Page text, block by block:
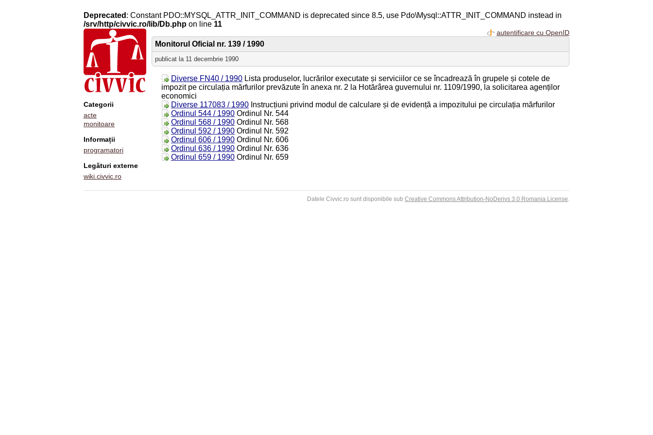
Deprecated : Constant PDO::MYSQL_ATTR_INIT_COMMAND is deprecated since 8.5, use Pdo\Mysql::ATTR_INIT_COMMAND instead in
/srv/http/civvic.ro/lib/Db.php on line 11
Categorii
acte
monitoare
Informații
programatori
Legături externe
wiki.civvic.ro
autentificare cu OpenID
Monitorul Oficial nr. 139 / 1990
publicat la 11 decembrie 1990
Diverse FN40 / 1990 Lista produselor, lucrărilor executate și serviciilor ce se încadrează în grupele și cotele de
impozit pe circulația mărfurilor prevăzute în anexa nr. 2 la Hotărârea guvernului nr. 1109/1990, la solicitarea agenților
economici
Diverse 117083 / 1990 Instrucțiuni privind modul de calculare și de evidență a impozitului pe circulația mărfurilor
Ordinul 544 / 1990 Ordinul Nr. 544
Ordinul 568 / 1990 Ordinul Nr. 568
Ordinul 592 / 1990 Ordinul Nr. 592
Ordinul 606 / 1990 Ordinul Nr. 606
Ordinul 636 / 1990 Ordinul Nr. 636
Ordinul 659 / 1990 Ordinul Nr. 659
Datele Civvic.ro sunt disponibile sub Creative Commons Attribution-NoDerivs 3.0 Romania License.